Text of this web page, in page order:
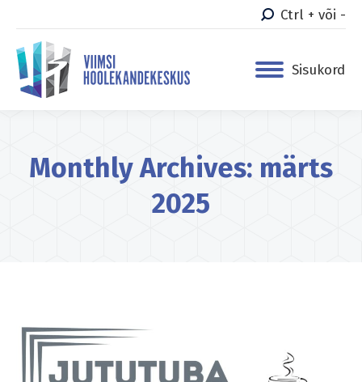
Ctrl + või -
Sisukord
Monthly Archives: märts
2025